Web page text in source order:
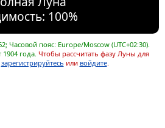
100%
Часовой пояс: Europe/Moscow (UTC+02:30).
года. Чтобы рассчитать фазу Луны для
зарегистрируйтесь или войдите.